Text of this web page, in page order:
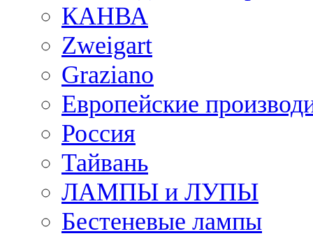
КАНВА
Zweigart
Graziano
Европейские
Россия
Тайвань
ЛАМПЫ и ЛУПЫ
Бестеневые лампы